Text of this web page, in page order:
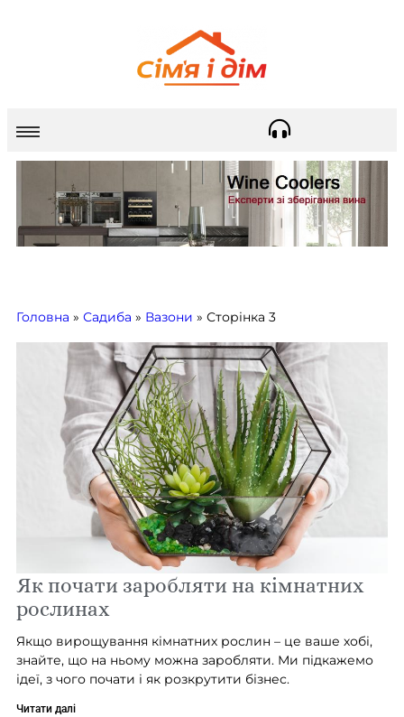
Головна » Садиба » Вазони » Сторінка 3
Як почати заробляти на кімнатних
рослинах
Якщо вирощування кімнатних рослин – це ваше хобі,
знайте, що на ньому можна заробляти. Ми підкажемо
ідеї, з чого почати і як розкрутити бізнес.
Читати далі